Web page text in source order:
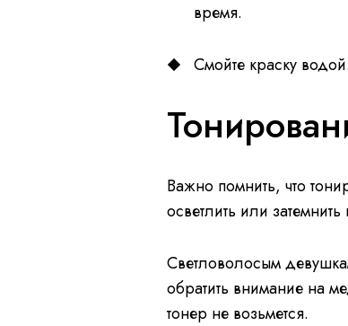
время.
Смойте краску водой.
Важно помнить, что
осветлить или
Светловолосым
обратить внимание на
тонер не возьмется.